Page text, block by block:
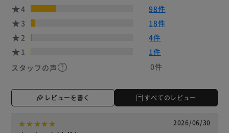
4
98件
3
18件
2
4件
1
1件
スタッフの声
0件
レビューを書く すべてのレビュー
2026/06/30